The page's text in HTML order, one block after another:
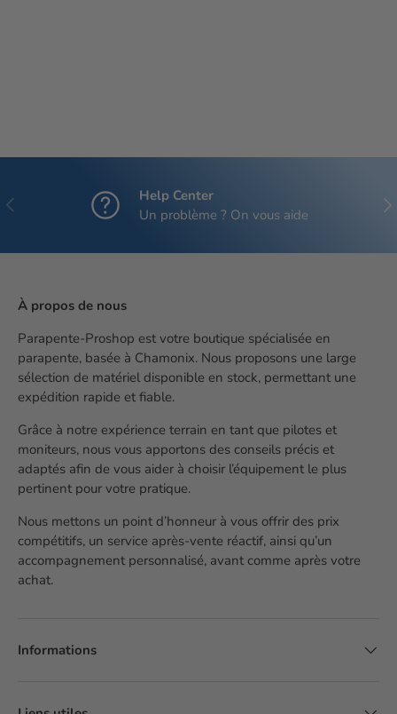
Précédent
Help Center
Un problème ? On vous aide
À propos de nous
Parapente-Proshop est votre boutique spécialisée en
parapente, basée à Chamonix. Nous proposons une large
sélection de matériel disponible en stock, permettant une
expédition rapide et fiable.
Grâce à notre expérience terrain en tant que pilotes et
moniteurs, nous vous apportons des conseils précis et
adaptés afin de vous aider à choisir l’équipement le plus
pertinent pour votre pratique.
Nous mettons un point d’honneur à vous offrir des prix
compétitifs, un service après-vente réactif, ainsi qu’un
accompagnement personnalisé, avant comme après votre
achat.
Informations